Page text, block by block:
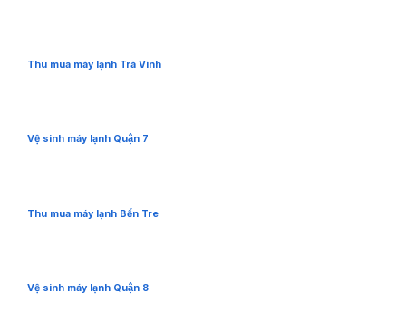
Thu mua máy lạnh Trà Vinh
Vệ sinh máy lạnh Quận 7
Thu mua máy lạnh Bến Tre
Vệ sinh máy lạnh Quận 8